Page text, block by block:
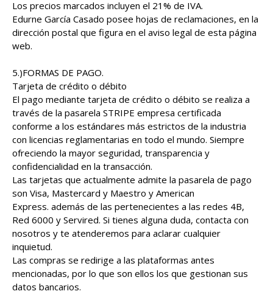
Los precios marcados incluyen el 21% de IVA.
Edurne García Casado posee hojas de reclamaciones, en la
dirección postal que figura en el aviso legal de esta página
web.
5.)FORMAS DE PAGO.
Tarjeta de crédito o débito
El pago mediante tarjeta de crédito o débito se realiza a
través de la pasarela STRIPE empresa certificada
conforme a los estándares más estrictos de la industria
con licencias reglamentarias en todo el mundo. Siempre
ofreciendo la mayor seguridad, transparencia y
confidencialidad en la transacción.
Las tarjetas que actualmente admite la pasarela de pago
son Visa, Mastercard y Maestro y American
Express. además de las pertenecientes a las redes 4B,
Red 6000 y Servired. Si tienes alguna duda, contacta con
nosotros y te atenderemos para aclarar cualquier
inquietud.
Las compras se redirige a las plataformas antes
mencionadas, por lo que son ellos los que gestionan sus
datos bancarios.